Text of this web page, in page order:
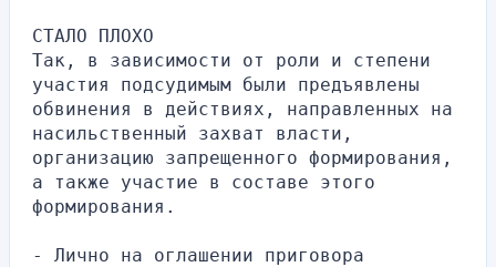
СТАЛО ПЛОХО
Так, в зависимости от роли и степени
участия подсудимым были предъявлены
обвинения в действиях, направленных на
насильственный захват власти,
организацию запрещенного формирования,
а также участие в составе этого
формирования.
- Лично на оглашении приговора